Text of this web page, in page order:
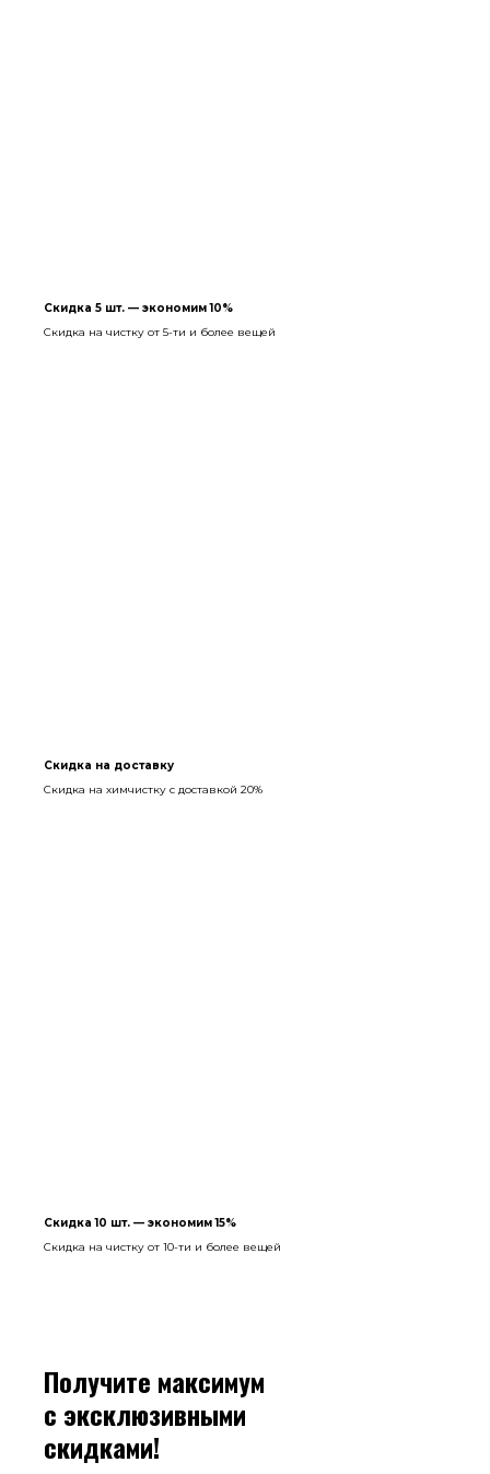
Скидка 5 шт. — экономим 10%
Скидка на чистку от 5-ти и более вещей
Скидка на доставку
Скидка на химчистку с доставкой 20%
Скидка 10 шт. — экономим 15%
Скидка на чистку от 10-ти и более вещей
Получите максимум
с эксклюзивными
скидками!